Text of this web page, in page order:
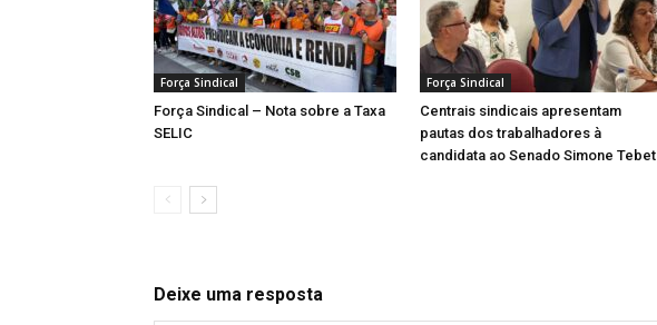
Força Sindical
Força Sindical – Nota sobre a Taxa
SELIC
Força Sindical
Centrais sindicais apresentam
pautas dos trabalhadores à
candidata ao Senado Simone Tebet
Deixe uma resposta